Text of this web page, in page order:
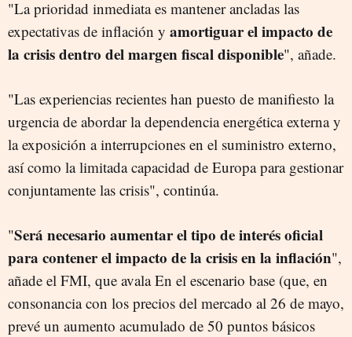
"La prioridad inmediata es mantener ancladas las
expectativas de inflación y amortiguar el impacto de
la crisis dentro del margen fiscal disponible", añade.
"Las experiencias recientes han puesto de manifiesto la
urgencia de abordar la dependencia energética externa y
la exposición a interrupciones en el suministro externo,
así como la limitada capacidad de Europa para gestionar
conjuntamente las crisis", continúa.
"Será necesario aumentar el tipo de interés oficial
para contener el impacto de la crisis en la inflación",
añade el FMI, que avala En el escenario base (que, en
consonancia con los precios del mercado al 26 de mayo,
prevé un aumento acumulado de 50 puntos básicos